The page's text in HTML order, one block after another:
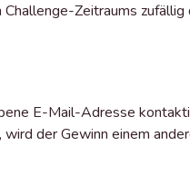
Zeitraums
E-Mail-Adresse
der Gewinn einem